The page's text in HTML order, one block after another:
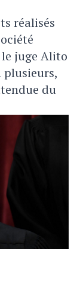
réalisés
juge Alito
plusieurs,
du